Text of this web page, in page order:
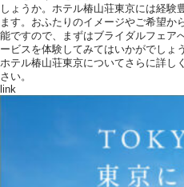
しょうか。ホテル椿山荘東京には経験
ます。おふたりのイメージやご希望か
能ですので、まずはブライダルフェア
ービスを体験してみてはいかがでしょ
ホテル椿山荘東京についてさらに詳し
さい。
link